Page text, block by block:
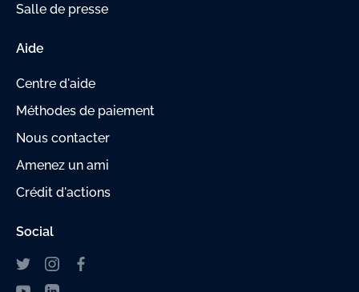
Salle de presse
Aide
Centre d'aide
Méthodes de paiement
Nous contacter
Amenez un ami
Crédit d'actions
Social